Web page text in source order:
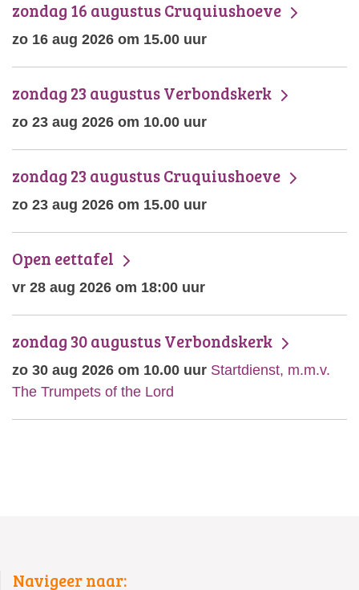
zondag 16 augustus Cruquiushoeve
zo 16 aug 2026 om 15.00 uur
zondag 23 augustus Verbondskerk
zo 23 aug 2026 om 10.00 uur
zondag 23 augustus Cruquiushoeve
zo 23 aug 2026 om 15.00 uur
Open eettafel
vr 28 aug 2026 om 18:00 uur
zondag 30 augustus Verbondskerk
zo 30 aug 2026 om 10.00 uur Startdienst, m.m.v.
The Trumpets of the Lord
Navigeer naar: